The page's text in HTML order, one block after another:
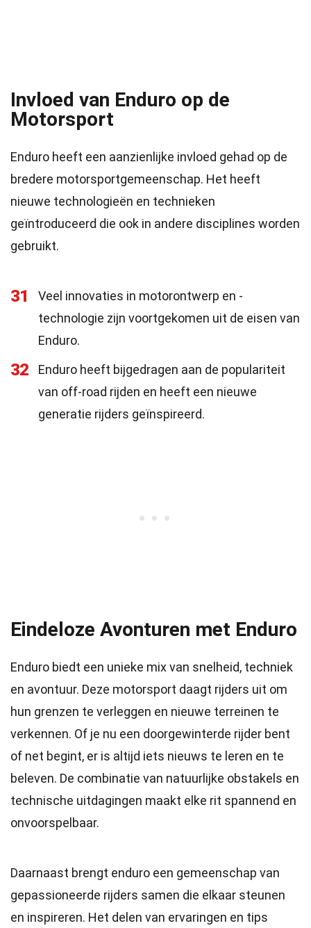
Invloed van Enduro op de
Motorsport
Enduro heeft een aanzienlijke invloed gehad op de
bredere motorsportgemeenschap. Het heeft
nieuwe technologieën en technieken
geïntroduceerd die ook in andere disciplines worden
gebruikt.
31
Veel innovaties in motorontwerp en -
technologie zijn voortgekomen uit de eisen van
Enduro.
32
Enduro heeft bijgedragen aan de populariteit
van off-road rijden en heeft een nieuwe
generatie rijders geïnspireerd.
Eindeloze Avonturen met Enduro
Enduro biedt een unieke mix van snelheid, techniek
en avontuur. Deze motorsport daagt rijders uit om
hun grenzen te verleggen en nieuwe terreinen te
verkennen. Of je nu een doorgewinterde rijder bent
of net begint, er is altijd iets nieuws te leren en te
beleven. De combinatie van natuurlijke obstakels en
technische uitdagingen maakt elke rit spannend en
onvoorspelbaar.
Daarnaast brengt enduro een gemeenschap van
gepassioneerde rijders samen die elkaar steunen
en inspireren. Het delen van ervaringen en tips